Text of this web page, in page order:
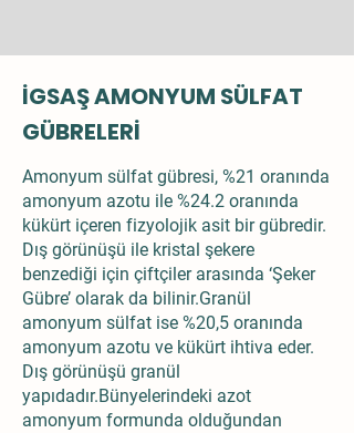
İGSAŞ AMONYUM SÜLFAT
GÜBRELERİ
Amonyum sülfat gübresi, %21 oranında
amonyum azotu ile %24.2 oranında
kükürt içeren fizyolojik asit bir gübredir.
Dış görünüşü ile kristal şekere
benzediği için çiftçiler arasında ‘Şeker
Gübre’ olarak da bilinir.Granül
amonyum sülfat ise %20,5 oranında
amonyum azotu ve kükürt ihtiva eder.
Dış görünüşü granül
yapıdadır.Bünyelerindeki azot
amonyum formunda olduğundan